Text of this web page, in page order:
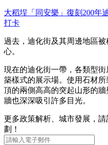
大稻埕「同安樂」復刻200年
打卡
過去，迪化街及其周邊地區
心。
現在的迪化街一帶，各類型
築樣式的展示場。使用石材
頂的兩側高高的突起山形的
牆也深深吸引許多目光。
更多政策解析、城市發展，
劃！